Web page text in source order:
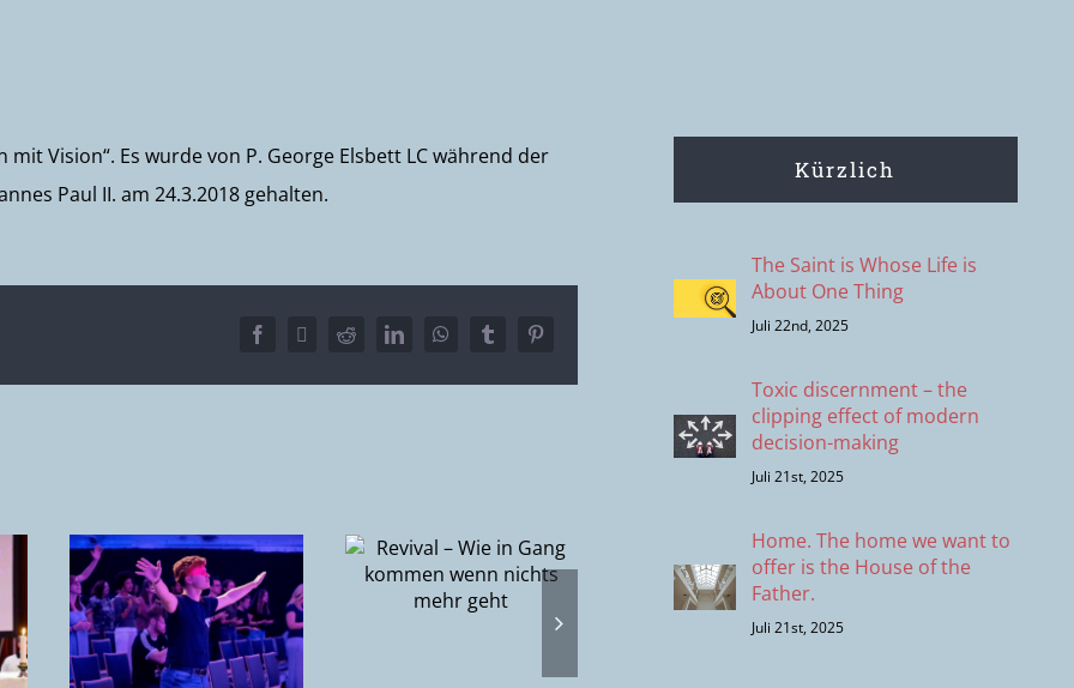
mit Vision“. Es wurde von P. George Elsbett LC während der
Paul II. am 24.3.2018 gehalten.
Facebook
X RedditLinkedInWhatsAppTumblrPinterest
in
in Gang
kommen wenn
nichts mehr
geht
(Playliste) –
fünf
Entscheidungen,
um Gottes Plan
Gott ist groß! |
Miriam
Kürzlich
The Saint is Whose Life is
About One Thing
Juli 22nd, 2025
Toxic discernment – the
clipping effect of modern
decision-making
Juli 21st, 2025
Home. The home we want to
offer is the House of the
Father.
Juli 21st, 2025